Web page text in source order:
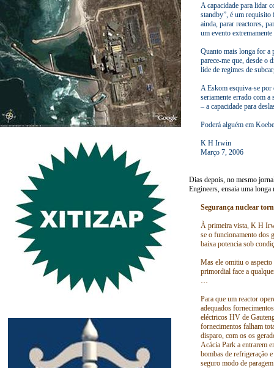
A capacidade para lidar
standby”, é um requisito
ainda, parar reactores,
um evento
Quanto mais longa for a
parece-me que, desde o
lide de regimes de
A Eskom esquiva-se por
seriamente errado com a
– a capacidade para
Poderá alguém em
K H Irwin
Março 7, 2006
Dias depois, no mesmo
Engineers, ensaia uma
Segurança nuclear
À primeira vista, K H
se o funcionamento dos
baixa potencia sob
Mas ele omitiu o
primordial face a
…
Para que um reactor
adequados
eléctricos HV de
fornecimentos falham
disparo, com os os
Acácia Park a entrarem
bombas de refrigeração
seguro modo de